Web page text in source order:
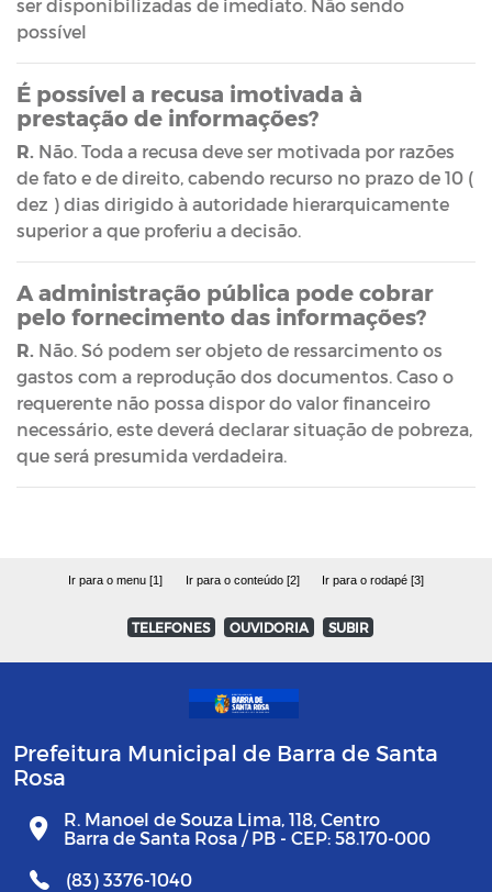
ser disponibilizadas de imediato. Não sendo
possível
É possível a recusa imotivada à
prestação de informações?
R. Não. Toda a recusa deve ser motivada por razões
de fato e de direito, cabendo recurso no prazo de 10 (
dez ) dias dirigido à autoridade hierarquicamente
superior a que proferiu a decisão.
A administração pública pode cobrar
pelo fornecimento das informações?
R. Não. Só podem ser objeto de ressarcimento os
gastos com a reprodução dos documentos. Caso o
requerente não possa dispor do valor financeiro
necessário, este deverá declarar situação de pobreza,
que será presumida verdadeira.
Ir para o menu [1] Ir para o conteúdo [2] Ir para o rodapé [3]
TELEFONES OUVIDORIA SUBIR
Prefeitura Municipal de Barra de Santa
Rosa
R. Manoel de Souza Lima, 118, Centro
Barra de Santa Rosa / PB - CEP: 58.170-000
(83) 3376-1040